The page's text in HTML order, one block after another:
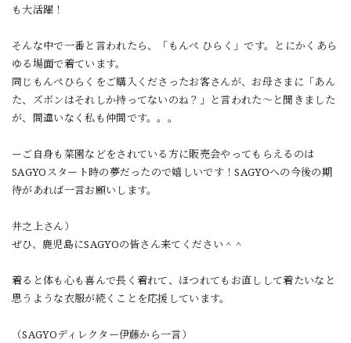
も大活躍！
そんな中で一番と言われたら、「もんぺ ひらく」です。とにかくあら
ゆる場面で着ています。
同じもんぺひらくをご購入くださったお客さんが、お母さまに「あん
た、ズボンはそれしか持ってないのね？」と言われた〜と聞きました
が、間違いなく私も仲間です。。。
ーご自身も菜園などをされている方に販売会やってもらえるのは
SAGYOスタート時の夢だったので嬉しいです！SAGYOへの今後の期
待があれば一言お願いします。
井之上さん）
ぜひ、鹿児島にSAGYOの皆さん来てください＾＾
着ると体も心も喜んで長く着れて、ほつれてもお直しして着たいなと
思うような衣服が続くことを応援しています。
（SAGYOディレクター伊藤から一言）